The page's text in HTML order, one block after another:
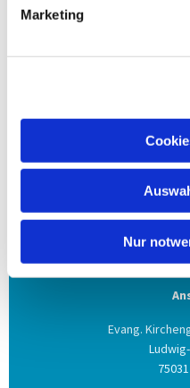
Marketing
Nur
Diesen Impulskönnt ihr
Evang.